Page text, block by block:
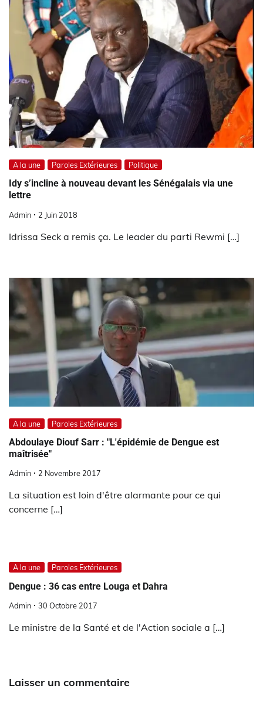
A la une Paroles Extérieures Politique
Idy s’incline à nouveau devant les Sénégalais via une
lettre
Admin 2 Juin 2018
Idrissa Seck a remis ça. Le leader du parti Rewmi […]
A la une Paroles Extérieures
Abdoulaye Diouf Sarr : "L'épidémie de Dengue est
maîtrisée"
Admin 2 Novembre 2017
La situation est loin d'être alarmante pour ce qui
concerne […]
A la une Paroles Extérieures
Dengue : 36 cas entre Louga et Dahra
Admin 30 Octobre 2017
Le ministre de la Santé et de l'Action sociale a […]
Laisser un commentaire